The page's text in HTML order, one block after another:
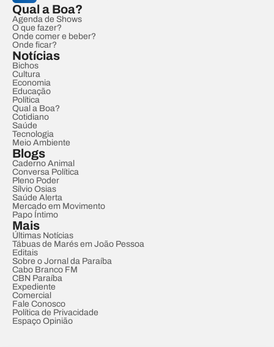
Qual a Boa?
Agenda de Shows
O que fazer?
Onde comer e beber?
Onde ficar?
Notícias
Bichos
Cultura
Economia
Educação
Política
Qual a Boa?
Cotidiano
Saúde
Tecnologia
Meio Ambiente
Blogs
Caderno Animal
Conversa Política
Pleno Poder
Sílvio Osias
Saúde Alerta
Mercado em Movimento
Papo Íntimo
Mais
Últimas Notícias
Tábuas de Marés em João Pessoa
Editais
Sobre o Jornal da Paraíba
Cabo Branco FM
CBN Paraíba
Expediente
Comercial
Fale Conosco
Política de Privacidade
Espaço Opinião